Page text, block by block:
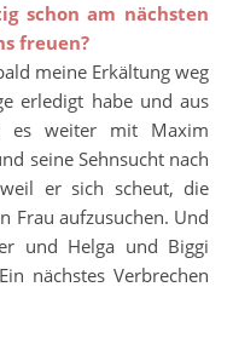
schon am nächsten
freuen?
meine Erkältung weg
erledigt habe und aus
es weiter mit Maxim
seine Sehnsucht nach
er sich scheut, die
Frau aufzusuchen. Und
und Helga und Biggi
nächstes Verbrechen